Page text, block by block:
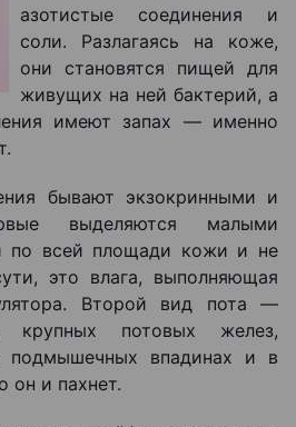
азотистые соединения и
соли. Разлагаясь на коже,
они становятся пищей для
живущих на ней бактерий, а
имеют запах — именно
бывают экзокринными и
выделяются малыми
по всей площади кожи и не
это влага, выполняющая
Второй вид пота —
крупных потовых желез,
подмышечных впадинах и в
он и пахнет.